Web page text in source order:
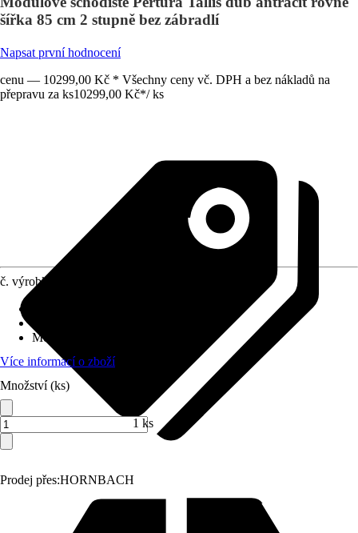
šířka 85 cm 2 stupně bez zábradlí
Napsat první hodnocení
cenu — 10299,00 Kč * Všechny ceny vč. DPH a bez nákladů na
přepravu za ks10299,00 Kč*/ ks
Prodej přes:HORNBACH
č. výrobku
Možný tvar schodiště
Více informací o zboží
Množství (ks)
1 ks